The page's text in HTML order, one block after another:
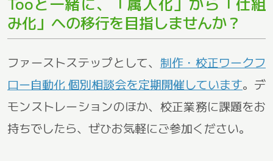
み化」への移行を目指しませんか？
ファーストステップとして、 制作・校正ワークフ
ロー自動化 個別相談会を定期開催しています。デ
モンストレーションのほか、校正業務に課題をお
持ちでしたら、ぜひお気軽にご参加ください。